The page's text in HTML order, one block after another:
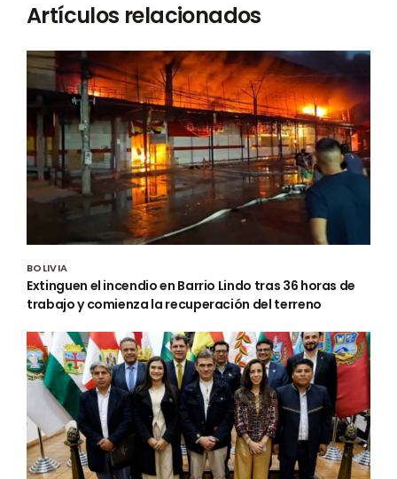
Artículos relacionados
BOLIVIA
Extinguen el incendio en Barrio Lindo tras 36 horas de
trabajo y comienza la recuperación del terreno